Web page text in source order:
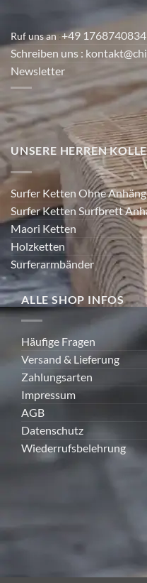
Ruf uns an:+49
Schreiben uns :
Newsletter
UNSERE HERREN
Surfer Ketten Ohne
Surfer Ketten Surfbrett
Maori Ketten
Holzketten
Surferarmbänder
ALLE SHOP INFOS
Häufige Fragen
Versand & Lieferung
Zahlungsarten
Impressum
AGB
Datenschutz
Wiederrufsbelehrung